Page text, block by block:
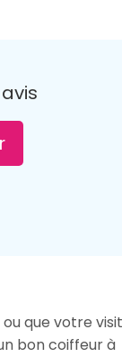
que votre
bon coiffeur à